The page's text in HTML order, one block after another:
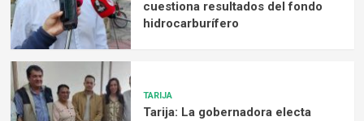
cuestiona resultados del fondo
hidrocarburífero
TARIJA
Tarija: La gobernadora electa